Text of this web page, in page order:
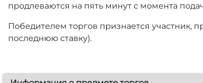
продлеваются на пять минут с момента
Победителем торгов признается участник,
последнюю ставку).